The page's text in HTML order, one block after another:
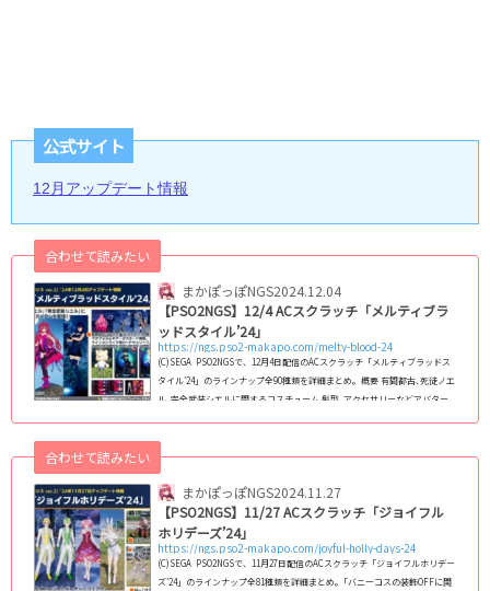
公式サイト
12月アップデート情報
まかぽっぽNGS
合わせて読みたい
2024.12.04
【PSO2NGS】12/4 ACスクラッチ「メルティブラ
ッドスタイル’24」
https://ngs.pso2-makapo.com/melty-blood-24
(C)SEGA PSO2NGSで、12月4日配信のACスクラッチ「メルティブラッドス
タイル’24」のラインナップ全90種類を詳細まとめ｡ 概要 有間都古､死徒ノエ
ル､完全武装シエルに関するコスチューム 髪型､アクセサリーなどアバター
(水) 11：00 (adsbygoogle = window.adsbygoogle || ).push({});ライン
ナップ一覧(アイテムカタログ) 画...
まかぽっぽNGS
合わせて読みたい
2024.11.27
【PSO2NGS】11/27 ACスクラッチ「ジョイフル
ホリデーズ’24」
https://ngs.pso2-makapo.com/joyful-holly-days-24
(C)SEGA PSO2NGSで、11月27日配信のACスクラッチ「ジョイフルホリデー
ズ’24」のラインナップ全81種類を詳細まとめ｡「バニーコスの装飾OFFに関